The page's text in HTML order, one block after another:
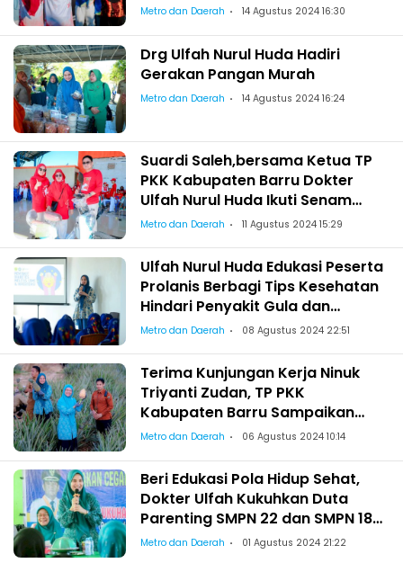
Metro dan Daerah 14 Agustus 2024 16:30
Drg Ulfah Nurul Huda Hadiri
Gerakan Pangan Murah
Metro dan Daerah 14 Agustus 2024 16:24
Suardi Saleh,bersama Ketua TP
PKK Kabupaten Barru Dokter
Ulfah Nurul Huda Ikuti Senam
Massal Merah Putih Nusantara
Metro dan Daerah 11 Agustus 2024 15:29
Ulfah Nurul Huda Edukasi Peserta
Prolanis Berbagi Tips Kesehatan
Hindari Penyakit Gula dan
Hipertensi
Metro dan Daerah 08 Agustus 2024 22:51
Terima Kunjungan Kerja Ninuk
Triyanti Zudan, TP PKK
Kabupaten Barru Sampaikan
Program Andalan dan Ajak
Metro dan Daerah 06 Agustus 2024 10:14
Beri Edukasi Pola Hidup Sehat,
Dokter Ulfah Kukuhkan Duta
Parenting SMPN 22 dan SMPN 18
Barru
Metro dan Daerah 01 Agustus 2024 21:22